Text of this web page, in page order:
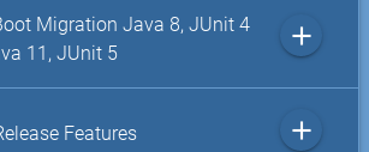
Migration Java 8, JUnit 4
11, JUnit 5
add
Features add